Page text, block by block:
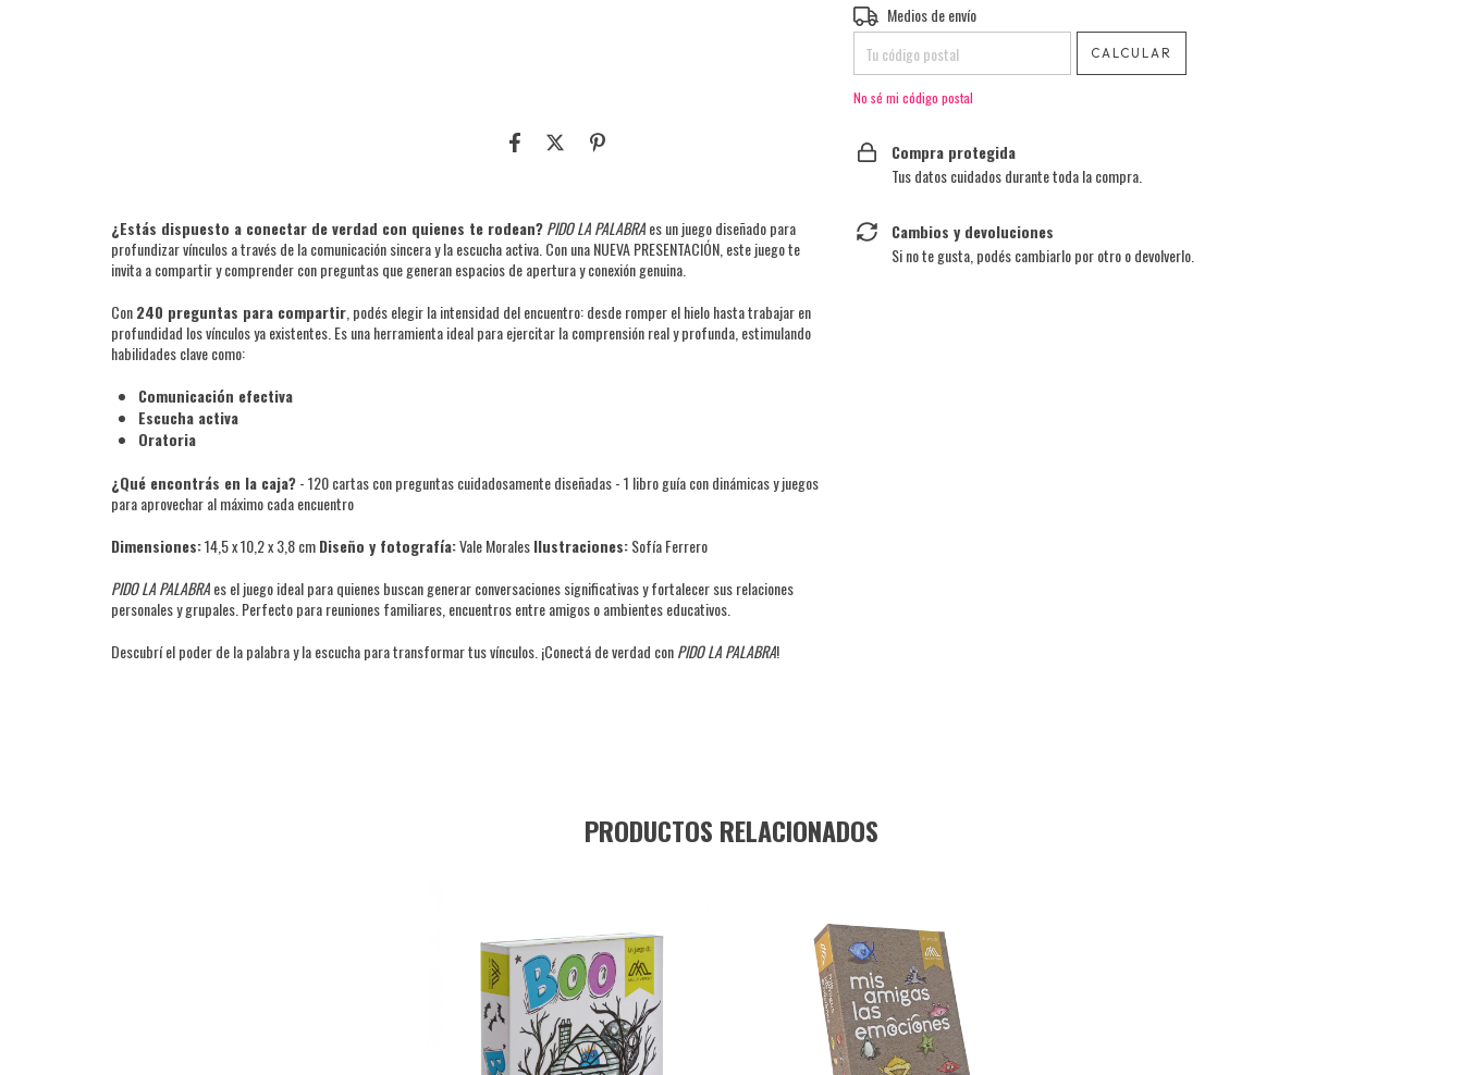
¿Estás dispuesto a conectar de verdad con quienes te rodean?PIDO LA PALABRAes un juego diseñado para
profundizar vínculos a través de la comunicación sincera y la escucha activa. Con una NUEVA PRESENTACIÓN, este juego te
invita a compartir y comprender con preguntas que generan espacios de apertura y conexión genuina.
Con240 preguntas para compartir , podés elegir la intensidad del encuentro: desde romper el hielo hasta trabajar en
profundidad los vínculos ya existentes. Es una herramienta ideal para ejercitar la comprensión real y profunda, estimulando
habilidades clave como:
Comunicación efectiva
Escucha activa
Oratoria
¿Qué encontrás en la caja?- 120 cartas con preguntas cuidadosamente diseñadas - 1 libro guía con dinámicas y juegos
para aprovechar al máximo cada encuentro
Dimensiones:14,5 x 10,2 x 3,8 cmDiseño y fotografía:Vale MoralesIlustraciones:Sofía Ferrero
PIDO LA PALABRAes el juego ideal para quienes buscan generar conversaciones significativas y fortalecer sus relaciones
personales y grupales. Perfecto para reuniones familiares, encuentros entre amigos o ambientes educativos.
Descubrí el poder de la palabra y la escucha para transformar tus vínculos. ¡Conectá de verdad conPIDO LA PALABRA!
Entregas para el CP:
Medios de envío
CALCULAR
No sé mi código postal
Compra protegida
Tus datos cuidados durante toda la compra.
Cambios y devoluciones
Si no te gusta, podés cambiarlo por otro o devolverlo.
PRODUCTOS RELACIONADOS